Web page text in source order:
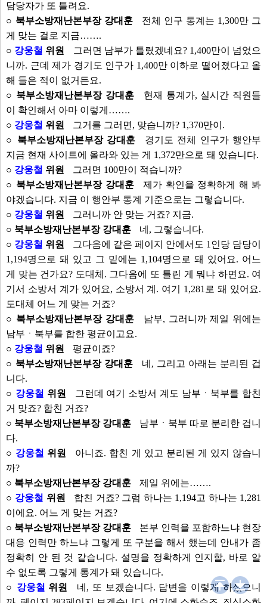
담당자가 또 틀려요.
○ 북부소방재난본부장 강대훈
전체 인구 통계는 1,300만 그
게 맞는 걸로 지금…….
○ 강웅철 위원
그러면 남부가 틀렸겠네요? 1,400만이 넘었으
니까. 근데 제가 경기도 인구가 1,400만 이하로 떨어졌다고 올
해 들은 적이 없거든요.
○ 북부소방재난본부장 강대훈
현재 통계가, 실시간 직원들
이 확인해서 아마 이렇게…….
○ 강웅철 위원
그거를 그러면, 맞습니까? 1,370만이.
○ 북부소방재난본부장 강대훈
경기도 전체 인구가 행안부
지금 현재 사이트에 올라와 있는 게 1,372만으로 돼 있습니다.
○ 강웅철 위원
그러면 100만이 적습니까?
○ 북부소방재난본부장 강대훈
제가 확인을 정확하게 해 봐
야겠습니다. 지금 이 행안부 통계 기준으로는 그렇습니다.
○ 강웅철 위원
그러니까 안 맞는 거죠? 지금.
○ 북부소방재난본부장 강대훈
네, 그렇습니다.
○ 강웅철 위원
그다음에 같은 페이지 안에서도 1인당 담당이
1,194명으로 돼 있고 그 밑에는 1,104명으로 돼 있어요. 어느
게 맞는 건가요? 도대체. 그다음에 또 틀린 게 뭐냐 하면요. 여
기서 소방서 계가 있어요, 소방서 계. 여기 1,281로 돼 있어요.
도대체 어느 게 맞는 거죠?
○ 북부소방재난본부장 강대훈
남부, 그러니까 제일 위에는
남부ㆍ북부를 합한 평균이고요.
○ 강웅철 위원
평균이죠?
○ 북부소방재난본부장 강대훈
네, 그리고 아래는 분리된 겁
니다.
○ 강웅철 위원
그런데 여기 소방서 계도 남부ㆍ북부를 합친
거 맞죠? 합친 거죠?
○ 북부소방재난본부장 강대훈
남부ㆍ북부 따로 분리한 겁니
다.
○ 강웅철 위원
아니죠. 합친 게 있고 분리된 게 있지 않습니
까?
○ 북부소방재난본부장 강대훈
제일 위에는…….
○ 강웅철 위원
합친 거죠? 그럼 하나는 1,194고 하나는 1,281
이에요. 어느 게 맞는 거죠?
○ 북부소방재난본부장 강대훈
본부 인력을 포함하느냐 현장
대응 인력만 하느냐 그렇게 또 구분을 해서 했는데 안내가 좀
정확히 안 된 것 같습니다. 설명을 정확하게 인지할, 바로 알
수 없도록 그렇게 통계가 돼 있습니다.
○ 강웅철 위원
네, 또 보겠습니다. 답변을 이렇게 하셨으니